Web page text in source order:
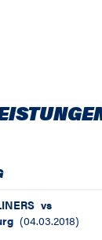
vs
(04.03.2018)